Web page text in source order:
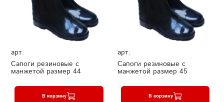
арт.
Сапоги резиновые с
манжетой размер 44
В корзину
арт.
Сапоги резиновые с
манжетой размер 45
В корзину